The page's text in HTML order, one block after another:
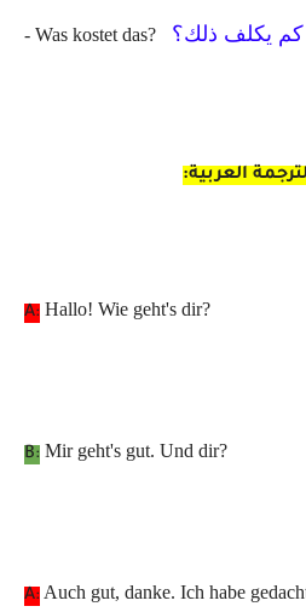
- Was kostet das? كم يكلف ذلك؟
العربية:
A: Hallo! Wie geht's dir?
B: Mir geht's gut. Und dir?
A: Auch gut, danke. Ich habe